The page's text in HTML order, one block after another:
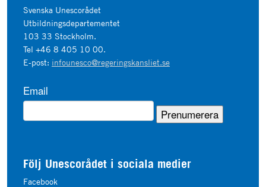
Svenska Unescorådet
Utbildningsdepartementet
103 33 Stockholm.
Tel +46 8 405 10 00.
E-post: infounesco@regeringskansliet.se
Email
Följ Unescorådet i sociala medier
Facebook